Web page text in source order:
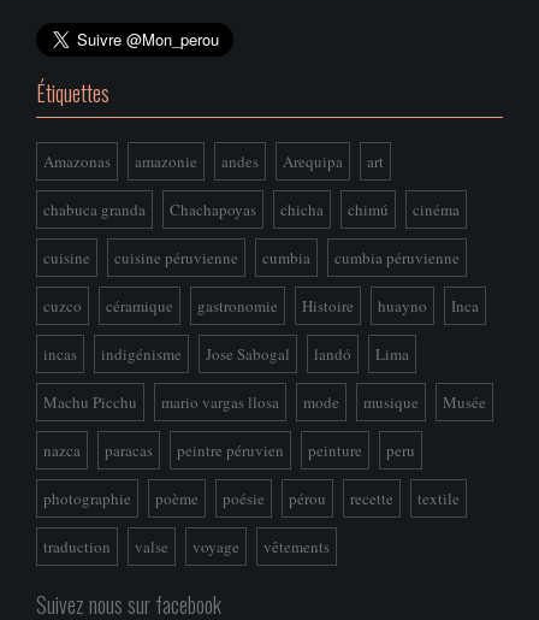
Étiquettes
Amazonas amazonie andes Arequipa art
chabuca granda Chachapoyas chicha chimú cinéma
cuisine cuisine péruvienne cumbia cumbia péruvienne
cuzco céramique gastronomie Histoire huayno Inca
incas indigénisme Jose Sabogal landó Lima
Machu Picchu mario vargas llosa mode musique Musée
nazca paracas peintre péruvien peinture peru
photographie poème poésie pérou recette textile
traduction valse voyage vêtements
Suivez nous sur facebook